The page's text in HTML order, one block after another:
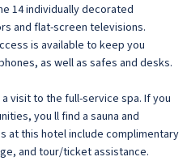
14 individually decorated
and flat-screen televisions.
is available to keep you
as well as safes and desks.
visit to the full-service spa. If you
you ll find a sauna and
at this hotel include complimentary
and tour/ticket assistance.